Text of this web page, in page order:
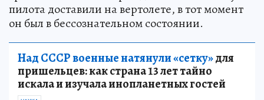
пилота доставили на вертолете, в тот момент
он был в бессознательном состоянии.
Над СССР военные натянули «сетку»для
пришельцев: как страна 13 лет тайно
искала и изучала инопланетных гостей